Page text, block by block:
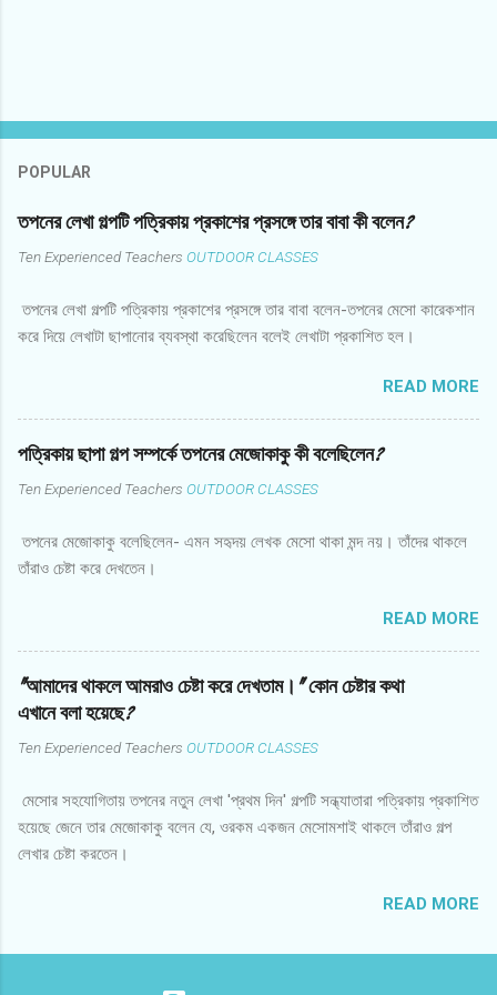
POPULAR
তপনের লেখা গল্পটি পত্রিকায় প্রকাশের প্রসঙ্গে তার বাবা কী বলেন?
Ten Experienced Teachers OUTDOOR CLASSES
তপনের লেখা গল্পটি পত্রিকায় প্রকাশের প্রসঙ্গে তার বাবা বলেন-তপনের মেসো কারেকশান
করে দিয়ে লেখাটা ছাপানোর ব্যবস্থা করেছিলেন বলেই লেখাটা প্রকাশিত হল।
READ MORE
পত্রিকায় ছাপা গল্প সম্পর্কে তপনের মেজোকাকু কী বলেছিলেন?
Ten Experienced Teachers OUTDOOR CLASSES
তপনের মেজোকাকু বলেছিলেন- এমন সহৃদয় লেখক মেসো থাকা মন্দ নয়। তাঁদের থাকলে
তাঁরাও চেষ্টা করে দেখতেন।
READ MORE
"আমাদের থাকলে আমরাও চেষ্টা করে দেখতাম।" কোন চেষ্টার কথা
এখানে বলা হয়েছে?
Ten Experienced Teachers OUTDOOR CLASSES
মেসোর সহযোগিতায় তপনের নতুন লেখা 'প্রথম দিন' গল্পটি সন্ধ্যাতারা পত্রিকায় প্রকাশিত
হয়েছে জেনে তার মেজোকাকু বলেন যে, ওরকম একজন মেসোমশাই থাকলে তাঁরাও গল্প
লেখার চেষ্টা করতেন।
READ MORE